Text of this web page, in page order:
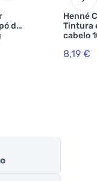
de
Henné
Tintura
cabelo
8,19 €